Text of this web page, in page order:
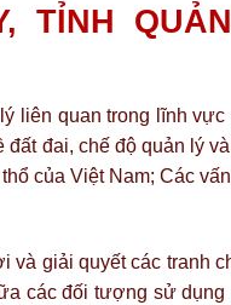
TỈNH
liên quan trong lĩnh vực
đất đai, chế độ quản lý
của Việt Nam; Các
và giải quyết các tranh
các đối tượng sử dụng